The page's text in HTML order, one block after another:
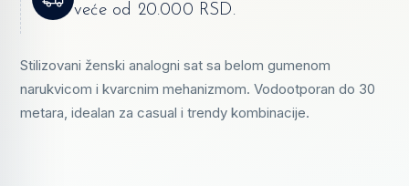
veće od 20.000 RSD.
Stilizovani ženski analogni sat sa belom gumenom
narukvicom i kvarcnim mehanizmom. Vodootporan do 30
metara, idealan za casual i trendy kombinacije.